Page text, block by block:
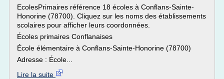
EcolesPrimaires référence 18 écoles à Conflans-Sainte-
Honorine (78700). Cliquez sur les noms des établissements
scolaires pour afficher leurs coordonnées.
Écoles primaires Conflanaises
École élémentaire à Conflans-Sainte-Honorine (78700)
Adresse : École...
Lire la suite